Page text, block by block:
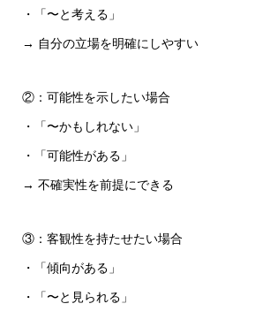
・「〜と考える」
→ 自分の立場を明確にしやすい
②：可能性を示したい場合
・「〜かもしれない」
・「可能性がある」
→ 不確実性を前提にできる
③：客観性を持たせたい場合
・「傾向がある」
・「〜と見られる」